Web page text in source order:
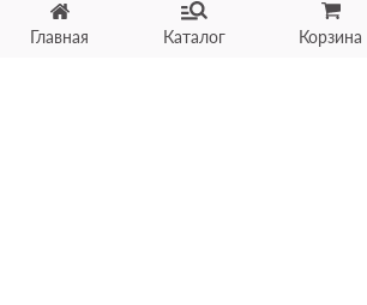
Главная Каталог Корзина